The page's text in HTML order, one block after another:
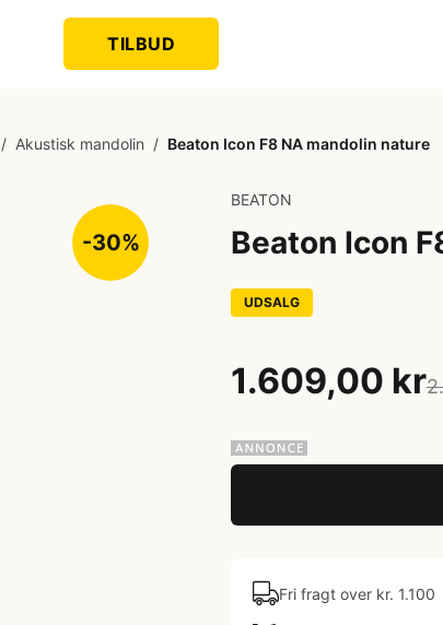
TILBUD
/ Akustisk mandolin / Beaton Icon F8 NA mandolin nature
-30%
BEATON
Beaton Icon
UDSALG
1.609,00 kr
Fri fragt over kr. 1.100